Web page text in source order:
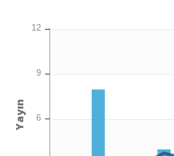
12
9
6
Yayın